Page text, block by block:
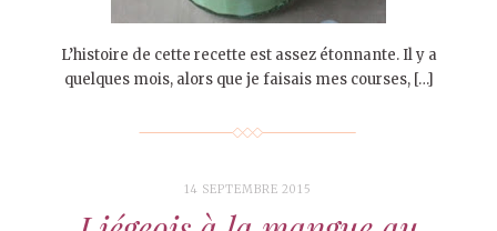
L’histoire de cette recette est assez étonnante. Il y a
quelques mois, alors que je faisais mes courses, […]
14 SEPTEMBRE 2015